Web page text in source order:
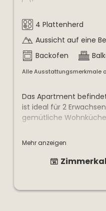
4 Plattenherd
Aussicht auf eine
Backofen
Alle Ausstattungsmerkmale
Das Apartment
ist ideal für 2
gemütliche
Schlafcouch. Die
Save und Internet ist
Mehr anzeigen